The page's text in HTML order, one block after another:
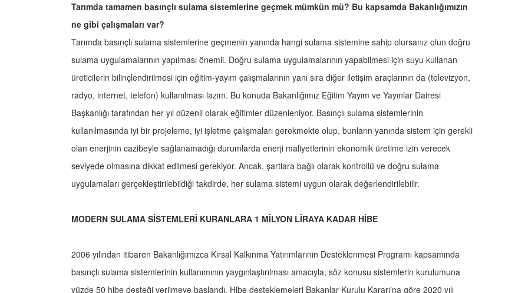
Tarımda tamamen basınçlı sulama sistemlerine geçmek mümkün mü? Bu kapsamda Bakanlığımızın
ne gibi çalışmaları var?
Tarımda basınçlı sulama sistemlerine geçmenin yanında hangi sulama sistemine sahip olursanız olun doğru
sulama uygulamalarının yapılması önemli. Doğru sulama uygulamalarının yapabilmesi için suyu kullanan
üreticilerin bilinçlendirilmesi için eğitim-yayım çalışmalarının yanı sıra diğer iletişim araçlarının da (televizyon,
radyo, internet, telefon) kullanılması lazım. Bu konuda Bakanlığımız Eğitim Yayım ve Yayınlar Dairesi
Başkanlığı tarafından her yıl düzenli olarak eğitimler düzenleniyor. Basınçlı sulama sistemlerinin
kullanılmasında iyi bir projeleme, iyi işletme çalışmaları gerekmekte olup, bunların yanında sistem için gerekli
olan enerjinin cazibeyle sağlanamadığı durumlarda enerji maliyetlerinin ekonomik üretime izin verecek
seviyede olmasına dikkat edilmesi gerekiyor. Ancak, şartlara bağlı olarak kontrollü ve doğru sulama
uygulamaları gerçekleştirilebildiği takdirde, her sulama sistemi uygun olarak değerlendirilebilir.
MODERN SULAMA SİSTEMLERİ KURANLARA 1 MİLYON LİRAYA KADAR HİBE
2006 yılından itibaren Bakanlığımızca Kırsal Kalkınma Yatırımlarının Desteklenmesi Programı kapsamında
basınçlı sulama sistemlerinin kullanımının yaygınlaştırılması amacıyla, söz konusu sistemlerin kurulumuna
yüzde 50 hibe desteği verilmeye başlandı. Hibe desteklemeleri Bakanlar Kurulu Kararı'na göre 2020 yılı